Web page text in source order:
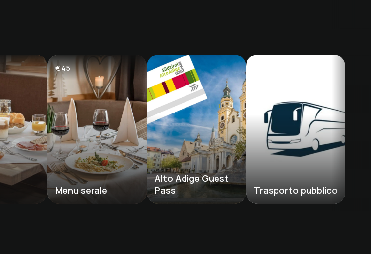
€45
Menu serale
Alto Adige Guest
Pass
Trasporto pubblico